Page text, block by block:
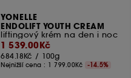
YONELLE
ENDOLIFT YOUTH CREAM
liftingový krém na den i noc
1 539.00Kč
684.18Kč / 100g
Nejnižší cena : 1 799.00Kč -14.5%